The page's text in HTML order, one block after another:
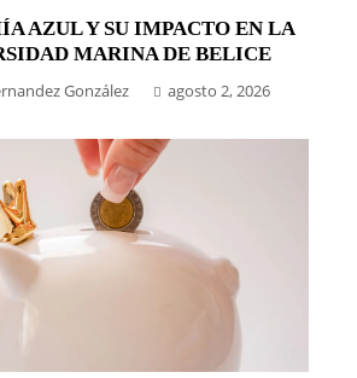
AZUL Y SU IMPACTO EN LA
MARINA DE BELICE
González agosto 2, 2026